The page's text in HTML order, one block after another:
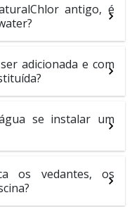
antigo, é
adicionada e com
se instalar um
os vedantes, os